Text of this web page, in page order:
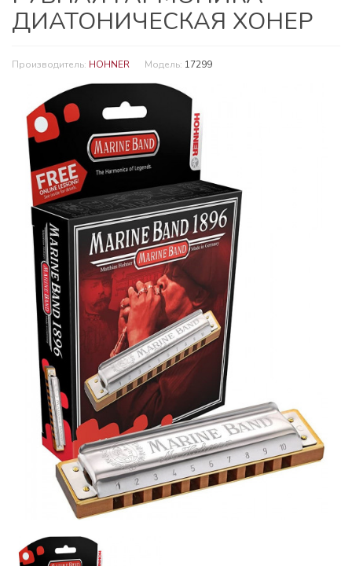
ДИАТОНИЧЕСКАЯ ХОНЕР
Производитель: HOHNER Модель: 17299